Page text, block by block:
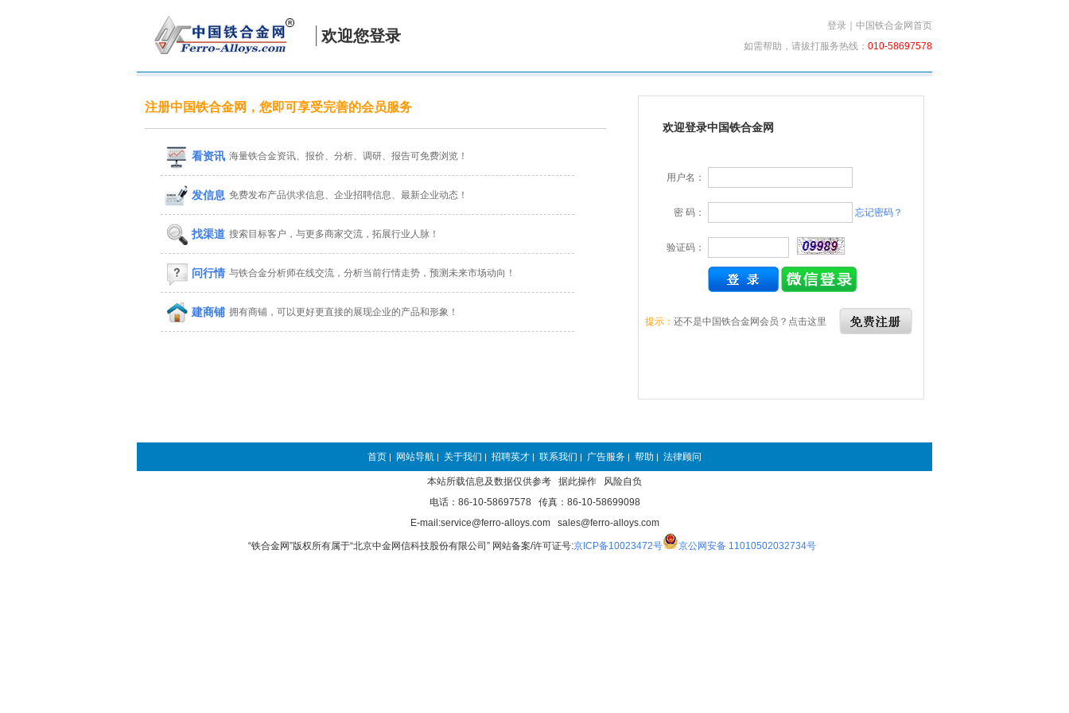
欢迎您登录
登录
中国铁合金网首页
如需帮助，请拔打服务热线： 010-58697578
注册中国铁合金网，您即可享受完善的会员服务
看资讯 海量铁合金资讯、报价、分析、调研、报告可免费浏览！
发信息 免费发布产品供求信息、企业招聘信息、最新企业动态！
找渠道 搜索目标客户，与更多商家交流，拓展行业人脉！
问行情 与铁合金分析师在线交流，分析当前行情走势，预测未来市场动向！
建商铺 拥有商铺，可以更好更直接的展现企业的产品和形象！
欢迎登录中国铁合金网
用户名：
密 码： 忘记密码？
验证码：
提示： 还不是中国铁合金网会员？点击这里
首页 | 网站导航 | 关于我们 | 招聘英才 | 联系我们 | 广告服务 | 帮助 | 法律顾问
本站所载信息及数据仅供参考 据此操作 风险自负
电话：86-10-58697578 传真：86-10-58699098
E-mail:service@ferro-alloys.com sales@ferro-alloys.com
“铁合金网”版权所有属于“北京中金网信科技股份有限公司” 网站备案/许可证号:京ICP备10023472号 京公网安备 11010502032734号